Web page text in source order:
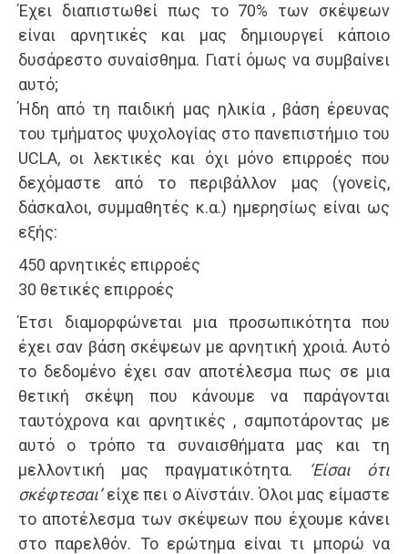
Έχει διαπιστωθεί πως το 70% των σκέψεων
είναι αρνητικές και μας δημιουργεί κάποιο
δυσάρεστο συναίσθημα. Γιατί όμως να συμβαίνει
αυτό;
Ήδη από τη παιδική μας ηλικία , βάση έρευνας
του τμήματος ψυχολογίας στο πανεπιστήμιο του
UCLA, οι λεκτικές και όχι μόνο επιρροές που
δεχόμαστε από το περιβάλλον μας (γονείς,
δάσκαλοι, συμμαθητές κ.α.) ημερησίως είναι ως
εξής:
450 αρνητικές επιρροές
30 θετικές επιρροές
Έτσι διαμορφώνεται μια προσωπικότητα που
έχει σαν βάση σκέψεων με αρνητική χροιά. Αυτό
το δεδομένο έχει σαν αποτέλεσμα πως σε μια
θετική σκέψη που κάνουμε να παράγονται
ταυτόχρονα και αρνητικές , σαμποτάροντας με
αυτό ο τρόπο τα συναισθήματα μας και τη
μελλοντική μας πραγματικότητα.
‘Είσαι ότι
σκέφτεσαι’είχε πει ο Αϊνστάιν. Όλοι μας είμαστε
το αποτέλεσμα των σκέψεων που έχουμε κάνει
στο παρελθόν. Το ερώτημα είναι τι μπορώ να